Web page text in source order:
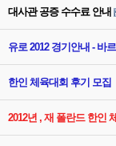
대사관 공증 수수료 안내
유로 2012 경기안내 - 바
한인 체육대회 후기 모집
2012년 , 재 폴란드 한인